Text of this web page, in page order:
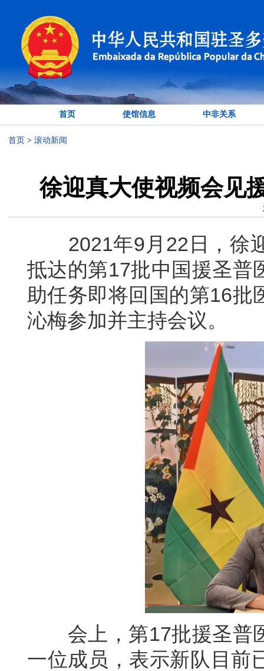
首页 使馆信息 中非关系
首页 > 滚动新闻
徐迎真大使视频会见
2021年9月22日，徐迎
抵达的第17批中国援圣普
助任务即将回国的第16批
沁梅参加并主持会议。
会上，第17批援圣普
一位成员，表示新队目前